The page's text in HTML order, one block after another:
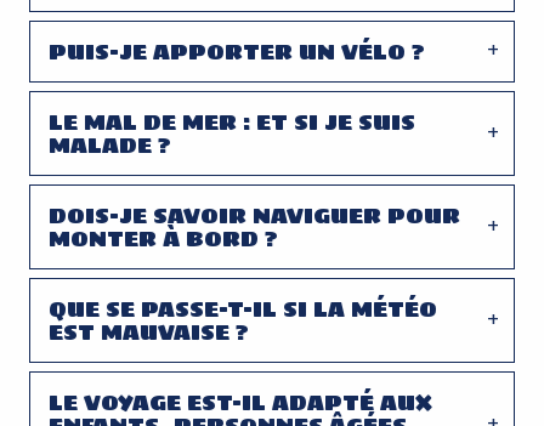
PUIS-JE APPORTER UN VÉLO ?
LE MAL DE MER : ET SI JE SUIS
MALADE ?
DOIS-JE SAVOIR NAVIGUER POUR
MONTER À BORD ?
QUE SE PASSE-T-IL SI LA MÉTÉO
EST MAUVAISE ?
LE VOYAGE EST-IL ADAPTÉ AUX